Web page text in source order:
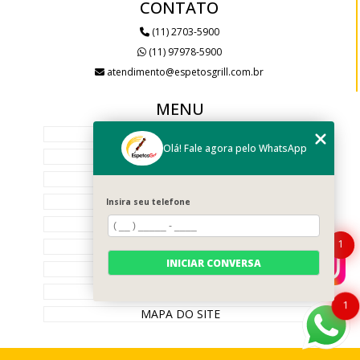
COMPLETO PARA SUCESSO
CONTATO
(11) 2703-5900
(11) 97978-5900
atendimento@espetosgrill.com.br
MENU
EMPRESA
SERVIÇOS
PRODUTOS
GALERIA
CONTATO
MAPA DO SITE
1
1
Olá! Fale agora pelo WhatsApp
Insira seu telefone
INICIAR CONVERSA